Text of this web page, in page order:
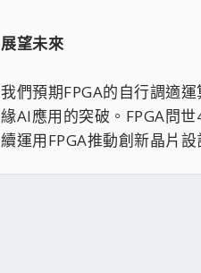
展望未來
我們預期FPGA的自行調適
緣AI應用的突破。FPGA問
續運用FPGA推動創新晶片